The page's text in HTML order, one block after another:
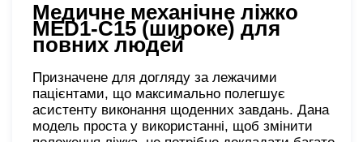
Медичне механічне ліжко
MED1-C15 (широке) для
повних людей
Призначене для догляду за лежачими
пацієнтами, що максимально полегшує
асистенту виконання щоденних завдань. Дана
модель проста у використанні, щоб змінити